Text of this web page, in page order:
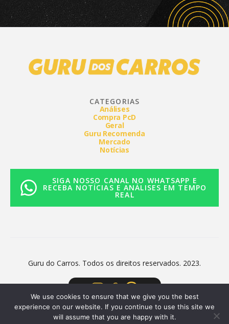
CATEGORIAS
Análises
Compra PcD
Geral
Guru Recomenda
Mercado
Notícias
SIGA NOSSO CANAL NO WHATSAPP E
RECEBA NOTÍCIAS E ANÁLISES EM TEMPO
REAL
Guru do Carros. Todos os direitos reservados. 2023.
We use cookies to ensure that we give you the best
experience on our website. If you continue to use this site we
will assume that you are happy with it.